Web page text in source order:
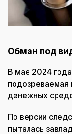
Обман под
В мае 2024
подозреваемая
денежных
По версии
пыталась